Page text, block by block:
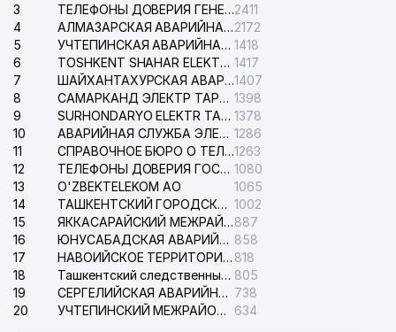
3
ТЕЛЕФОНЫ ДОВЕРИЯ ГЕНЕРАЛЬНОЙ ПРОКУРАТУРЫ РЕСПУБЛИКИ УЗБЕКИСТАН2411
4
АЛМАЗАРСКАЯ АВАРИЙНАЯ СЛУЖБА ЭЛЕКТРОСЕТИ2172
5
УЧТЕПИНСКАЯ АВАРИЙНАЯ СЛУЖБА ЭЛЕКТРОСЕТИ 1418
6
TOSHKENT SHAHAR ELEKTR TARMOQLARI KORXONASI АО 1417
7
ШАЙХАНТАХУРСКАЯ АВАРИЙНАЯ СЛУЖБА ЭЛЕКТРОСЕТИ1407
8
САМАРКАНД ЭЛЕКТР ТАРМОКЛАРИ АО 1398
9
SURHONDARYO ELEKTR TARMOKLARI АО 1378
10
АВАРИЙНАЯ СЛУЖБА ЭЛЕКТРОСЕТИ ТАШКЕНТСКОГО РАЙОНА 1286
11
СПРАВОЧНОЕ БЮРО О ТЕЛЕФОНАХ ОРГАНИЗАЦИЙ г. ТАШКЕНТА1263
12
ТЕЛЕФОНЫ ДОВЕРИЯ ГОСУДАРСТВЕННОГО ЦЕНТРА ТЕСТИРОВАНИЯ 1080
13
O'ZBEKTELEKOM АО
1065
14
ТАШКЕНТСКИЙ ГОРОДСКОЙ СУД ПО ГРАЖДАНСКИМ ДЕЛАМ 1002
15
ЯККАСАРАЙСКИЙ МЕЖРАЙОННЫЙ СУД ПО ГРАЖДАНСКИМ ДЕЛАМ887
16
ЮНУСАБАДСКАЯ АВАРИЙНАЯ СЛУЖБА ЭЛЕКТРОСЕТИ 858
17
НАВОИЙСКОЕ ТЕРРИТОРИАЛЬНОЕ ПРЕДПРИЯТИЕ ЭЛЕКТРОСЕТИ АО 818
18
Ташкентский следственный изолятор 805
19
СЕРГЕЛИЙСКАЯ АВАРИЙНАЯ СЛУЖБА ЭЛЕКТРОСЕТИ 738
20
УЧТЕПИНСКИЙ МЕЖРАЙОННЫЙ СУД ПО ГРАЖДАНСКИМ ДЕЛАМ 634